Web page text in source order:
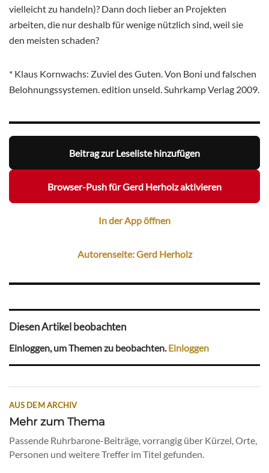
vielleicht zu handeln)? Dann doch lieber an Projekten
arbeiten, die nur deshalb für wenige nützlich sind, weil sie
den meisten schaden?
* Klaus Kornwachs: Zuviel des Guten. Von Boni und falschen
Belohnungssystemen. edition unseld. Suhrkamp Verlag 2009.
Beitrag zur Leseliste hinzufügen
Browser-Push für Gerd Herholz aktivieren
In der App öffnen
Autorenseite: Gerd Herholz
Diesen Artikel beobachten
Einloggen, um Themen zu beobachten.Einloggen
AUS DEM ARCHIV
Mehr zum Thema
Passende Ruhrbarone-Beiträge, vorrangig über Kürzel, Orte,
Personen und weitere Treffer im Titel gefunden.